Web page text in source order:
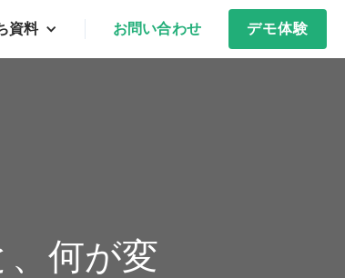
資料 お問い合わせ デモ体験
何が変